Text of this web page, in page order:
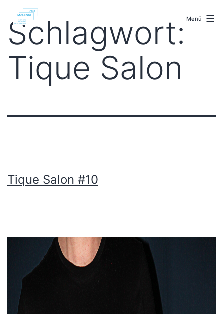
Inhalt
springen
Menü
Schlagwort:
Tique Salon
Tique Salon #10